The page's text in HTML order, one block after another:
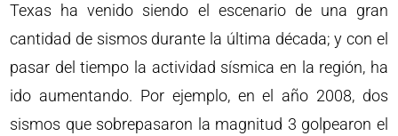
Texas ha venido siendo el escenario de una gran
cantidad de sismos durante la última década; y con el
pasar del tiempo la actividad sísmica en la región, ha
ido aumentando. Por ejemplo, en el año 2008, dos
sismos que sobrepasaron la magnitud 3 golpearon el